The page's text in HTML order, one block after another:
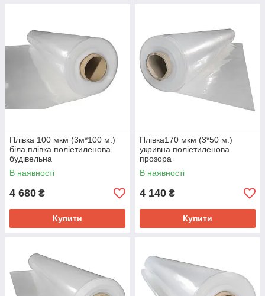
Плівка 100 мкм (3м*100 м.)
біла плівка поліетиленова
будівельна
В наявності
4 680 ₴
Купити
Плівка170 мкм (3*50 м.)
укривна поліетиленова
прозора
В наявності
4 140 ₴
Купити